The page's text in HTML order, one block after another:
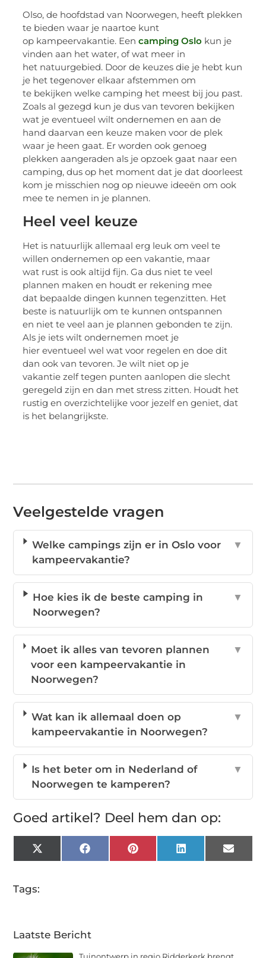
Olso, de hoofdstad van Noorwegen, heeft plekken
te bieden waar je naartoe kunt
op kampeervakantie. Eencamping Oslo kun je
vinden aan het water, of wat meer in
het natuurgebied. Door de keuzes die je hebt kun
je het tegenover elkaar afstemmen om
te bekijken welke camping het meest bij jou past.
Zoals al gezegd kun je dus van tevoren bekijken
wat je eventueel wilt ondernemen en aan de
hand daarvan een keuze maken voor de plek
waar je heen gaat. Er worden ook genoeg
plekken aangeraden als je opzoek gaat naar een
camping, dus op het moment dat je dat doorleest
kom je misschien nog op nieuwe ideeën om ook
mee te nemen in je plannen.
Heel veel keuze
Het is natuurlijk allemaal erg leuk om veel te
willen ondernemen op een vakantie, maar
wat rust is ook altijd fijn. Ga dus niet te veel
plannen maken en houdt er rekening mee
dat bepaalde dingen kunnen tegenzitten. Het
beste is natuurlijk om te kunnen ontspannen
en niet te veel aan je plannen gebonden te zijn.
Als je iets wilt ondernemen moet je
hier eventueel wel wat voor regelen en doe dit
dan ook van tevoren. Je wilt niet op je
vakantie zelf tegen punten aanlopen die slecht
geregeld zijn en dan met stress zitten. Houdt het
rustig en overzichtelijke voor jezelf en geniet, dat
is het belangrijkste.
Veelgestelde vragen
Welke campings zijn er in Oslo voor
kampeervakantie?
▼
Hoe kies ik de beste camping in
Noorwegen?
▼
Moet ik alles van tevoren plannen
voor een kampeervakantie in
Noorwegen?
▼
Wat kan ik allemaal doen op
kampeervakantie in Noorwegen?
▼
Is het beter om in Nederland of
Noorwegen te kamperen?
▼
Goed artikel? Deel hem dan op:
X
(Twitter)
FacebookPinterestLinkedInEmail
Tags:
Laatste Bericht